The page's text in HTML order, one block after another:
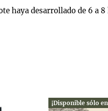
haya desarrollado de 6 a 8
¡Disponible sólo